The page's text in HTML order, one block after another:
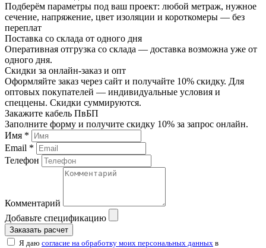
Подберём параметры под ваш проект: любой метраж, нужное
сечение, напряжение, цвет изоляции и короткомеры — без
переплат
Поставка со склада от одного дня
Оперативная отгрузка со склада — доставка возможна уже от
одного дня.
Скидки за онлайн-заказ и опт
Оформляйте заказ через сайт и получайте 10% скидку. Для
оптовых покупателей — индивидуальные условия и
спеццены. Скидки суммируются.
Закажите кабель ПвБП
Заполните форму и получите скидку 10% за запрос онлайн.
Имя *
Email *
Телефон
Комментарий
Добавьте спецификацию
Заказать расчет
Я даю согласие на обработку моих персональных данных в